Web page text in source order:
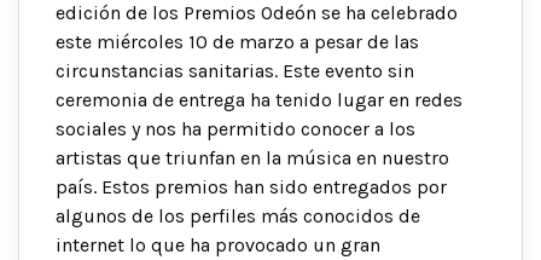
edición de los Premios Odeón se ha celebrado
este miércoles 10 de marzo a pesar de las
circunstancias sanitarias. Este evento sin
ceremonia de entrega ha tenido lugar en redes
sociales y nos ha permitido conocer a los
artistas que triunfan en la música en nuestro
país. Estos premios han sido entregados por
algunos de los perfiles más conocidos de
internet lo que ha provocado un gran